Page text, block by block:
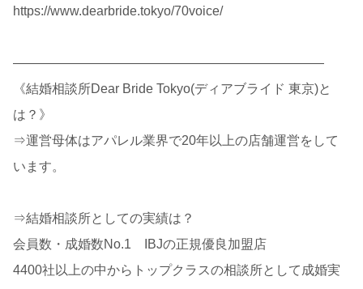
https://www.dearbride.tokyo/70voice/
————————————————————————
《結婚相談所Dear Bride Tokyo(ディアブライド 東京)と
は？》
⇒運営母体はアパレル業界で20年以上の店舗運営をして
います。
⇒結婚相談所としての実績は？
会員数・成婚数No.1 IBJの正規優良加盟店
4400社以上の中からトップクラスの相談所として成婚実